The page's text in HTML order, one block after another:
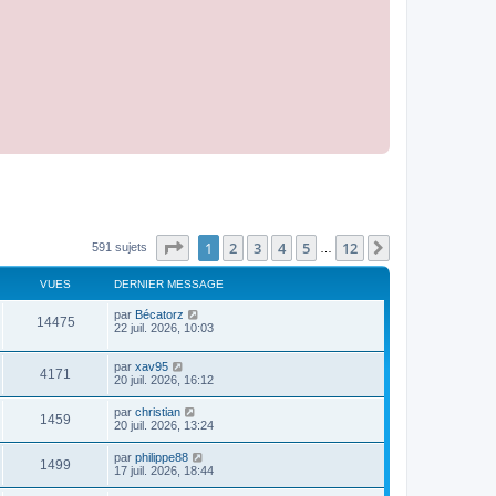
591 sujets Page sur12
1 2 3 4 5 12
VUES DERNIER MESSAGE
14475 par Bécatorz
22 juil. 2026, 10:03
4171 par xav95
20 juil. 2026, 16:12
1459 par christian
20 juil. 2026, 13:24
1499 par philippe88
17 juil. 2026, 18:44